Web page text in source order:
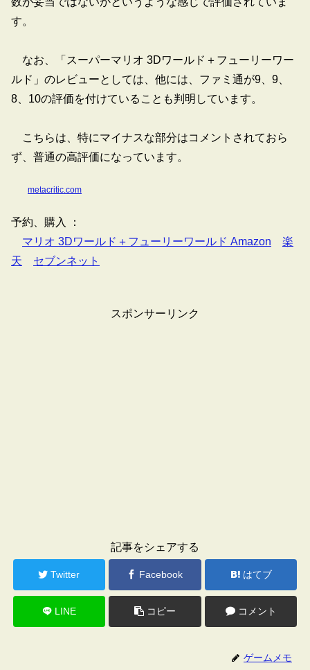
す。
なお、「スーパーマリオ 3Dワールド＋フューリーワー
ルド」のレビューとしては、他には、ファミ通が9、9、
8、10の評価を付けていることも判明しています。
こちらは、特にマイナスな部分はコメントされておら
ず、普通の高評価になっています。
metacritic.com
予約、購入 ：
マリオ 3Dワールド＋フューリーワールド Amazon
楽
天
セブンネット
スポンサーリンク
記事をシェアする
Twitter Facebook はてブ
LINE コピー コメント
ゲームメモ